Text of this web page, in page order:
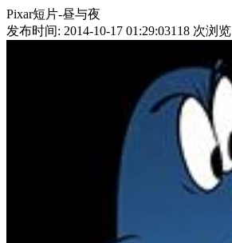
Pixar短片-昼与夜
发布时间: 2014-10-17 01:29:03118 次浏览